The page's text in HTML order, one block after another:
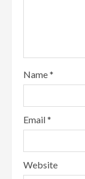
Name*
Email*
Website